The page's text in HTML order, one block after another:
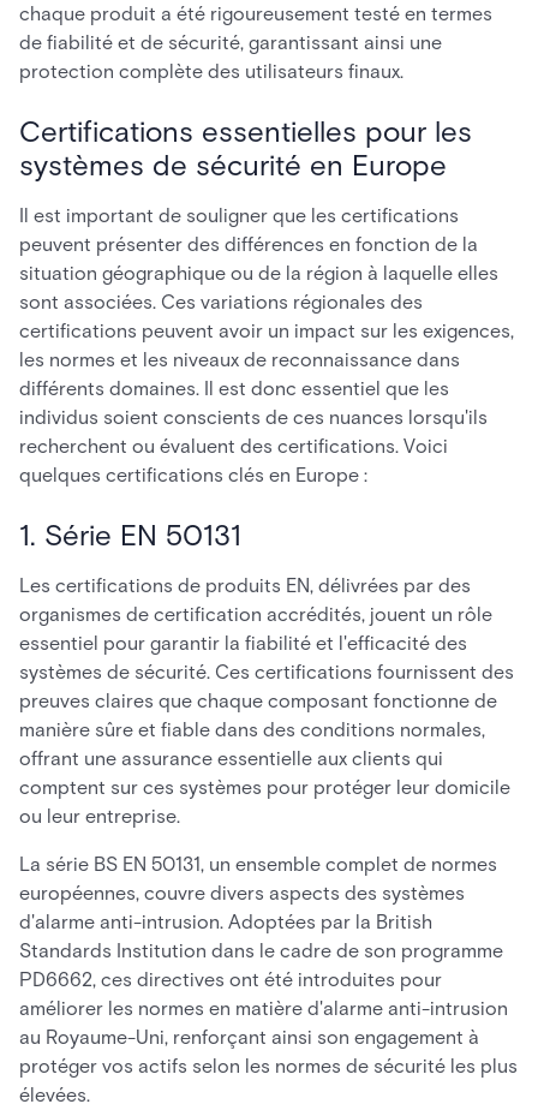
chaque produit a été rigoureusement testé en termes
de fiabilité et de sécurité, garantissant ainsi une
protection complète des utilisateurs finaux.
Certifications essentielles pour les
systèmes de sécurité en Europe
Il est important de souligner que les certifications
peuvent présenter des différences en fonction de la
situation géographique ou de la région à laquelle elles
sont associées. Ces variations régionales des
certifications peuvent avoir un impact sur les exigences,
les normes et les niveaux de reconnaissance dans
différents domaines. Il est donc essentiel que les
individus soient conscients de ces nuances lorsqu'ils
recherchent ou évaluent des certifications. Voici
quelques certifications clés en Europe :
1. Série EN 50131
Les certifications de produits EN, délivrées par des
organismes de certification accrédités, jouent un rôle
essentiel pour garantir la fiabilité et l'efficacité des
systèmes de sécurité. Ces certifications fournissent des
preuves claires que chaque composant fonctionne de
manière sûre et fiable dans des conditions normales,
offrant une assurance essentielle aux clients qui
comptent sur ces systèmes pour protéger leur domicile
ou leur entreprise.
La série BS EN 50131, un ensemble complet de normes
européennes, couvre divers aspects des systèmes
d'alarme anti-intrusion. Adoptées par la British
Standards Institution dans le cadre de son programme
PD6662, ces directives ont été introduites pour
améliorer les normes en matière d'alarme anti-intrusion
au Royaume-Uni, renforçant ainsi son engagement à
protéger vos actifs selon les normes de sécurité les plus
élevées.